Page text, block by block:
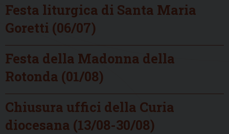
Festa liturgica di Santa Maria
Goretti (06/07)
Festa della Madonna della
Rotonda (01/08)
Chiusura uffici della Curia
diocesana (13/08-30/08)